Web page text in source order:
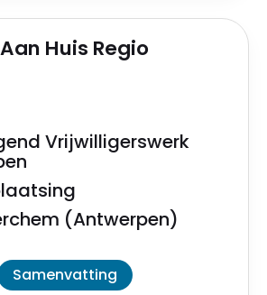
Huis Regio
Vrijwilligerswerk
(Antwerpen)
Samenvatting